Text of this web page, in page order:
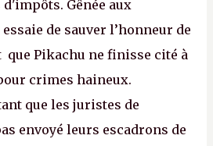
Gênée aux
de sauver l’honneur de
que Pikachu ne finisse cité à
crimes haineux.
que les juristes de
envoyé leurs escadrons de